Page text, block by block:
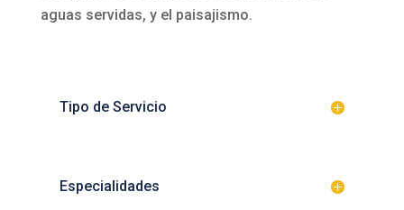
aguas servidas, y el paisajismo.
Tipo de Servicio
Especialidades